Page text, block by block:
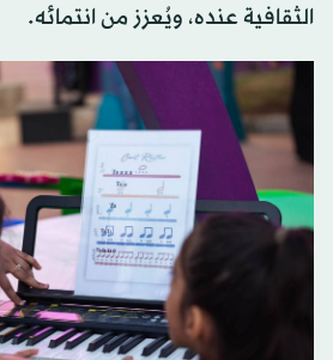
الثقافية عنده، ويُعزز من انتمائه.